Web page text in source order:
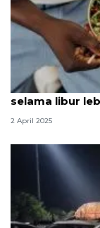
Dokter
selama libur
2 April 2025